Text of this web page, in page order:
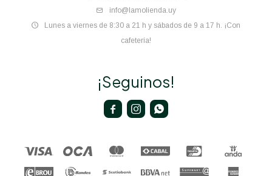
info@lamolienda.uy
Lunes a viernes de 8:30 a 21 h y sábados de 9 a 17 h. ¡Con
cafetería!
¡Seguinos!
  